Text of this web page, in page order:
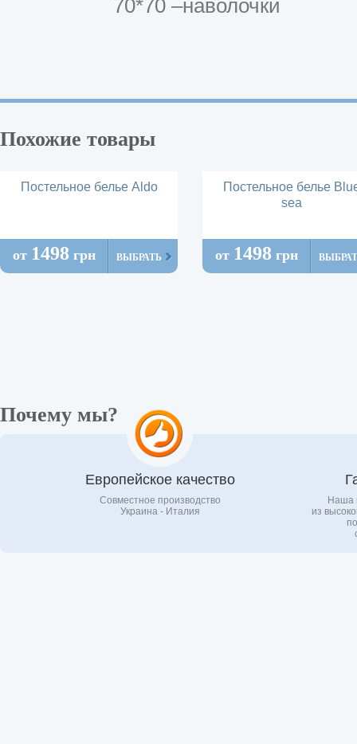
70*70 –наволочки
Похожие товары
Постельное белье Aldo
от 1498 грн ВЫБРАТЬ
Постельное белье
sea
от 1498 грн
Почему мы?
Европейское качество
Совместное производство
Украина - Италия
Наша
из